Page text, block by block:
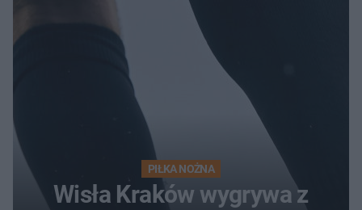
PIŁKA NOŻNA
Wisła Kraków wygrywa z